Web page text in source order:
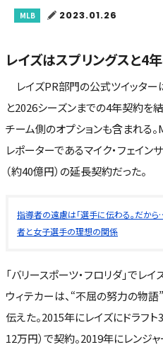
MLB 2023.01.26
レイズはスプリングスと4
レイズPR部門の公式ツイッター
と2026シーズンまでの4年契約を
チーム側のオプションも含まれる。
レポーターであるマイク・フェイン
（約40億円）の延長契約だった。
指導者の遠慮は「選手に伝わる。だか
者と女子選手の理想の関係
「バリースポーツ・フロリダ」でレ
ウィテカーは、“不屈の努力の物語
伝えた。2015年にレイズにドラフ
12万円）で契約。2019年にレンジ